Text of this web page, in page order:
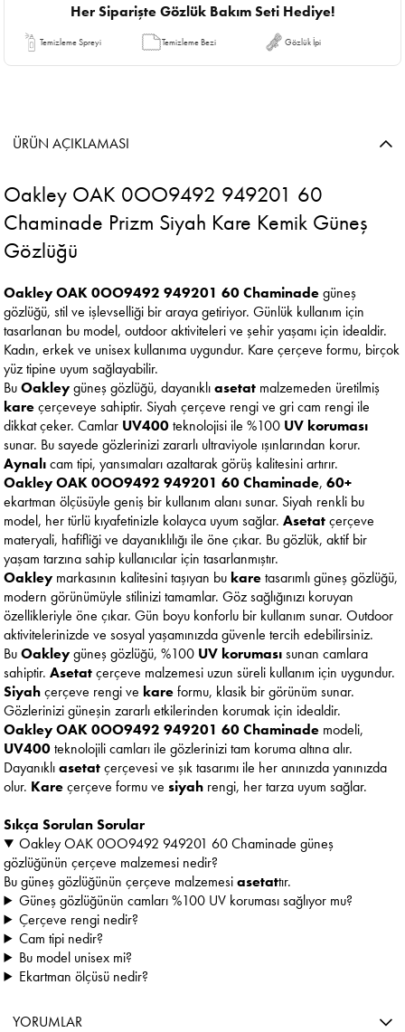
Her Siparişte Gözlük Bakım Seti Hediye!
Temizleme Spreyi Temizleme Bezi Gözlük İpi
ÜRÜN AÇIKLAMASI
Oakley OAK 0OO9492 949201 60
Chaminade Prizm Siyah Kare Kemik Güneş
Gözlüğü
Oakley OAK 0OO9492 949201 60 Chaminadegüneş
gözlüğü, stil ve işlevselliği bir araya getiriyor. Günlük kullanım için
tasarlanan bu model, outdoor aktiviteleri ve şehir yaşamı için idealdir.
Kadın, erkek ve unisex kullanıma uygundur. Kare çerçeve formu, birçok
yüz tipine uyum sağlayabilir.
BuOakleygüneş gözlüğü, dayanıklıasetat malzemeden üretilmiş
kareçerçeveye sahiptir. Siyah çerçeve rengi ve gri cam rengi ile
dikkat çeker. Camlar UV400teknolojisi ile %100 UV koruması
sunar. Bu sayede gözlerinizi zararlı ultraviyole ışınlarından korur.
Aynalıcam tipi, yansımaları azaltarak görüş kalitesini artırır.
Oakley OAK 0OO9492 949201 60 Chaminade,60+
ekartman ölçüsüyle geniş bir kullanım alanı sunar. Siyah renkli bu
model, her türlü kıyafetinizle kolayca uyum sağlar.Asetatçerçeve
materyali, hafifliği ve dayanıklılığı ile öne çıkar. Bu gözlük, aktif bir
yaşam tarzına sahip kullanıcılar için tasarlanmıştır.
Oakley markasının kalitesini taşıyan bu karetasarımlı güneş gözlüğü,
modern görünümüyle stilinizi tamamlar. Göz sağlığınızı koruyan
özellikleriyle öne çıkar. Gün boyu konforlu bir kullanım sunar. Outdoor
aktivitelerinizde ve sosyal yaşamınızda güvenle tercih edebilirsiniz.
BuOakleygüneş gözlüğü, %100 UV korumasısunan camlara
sahiptir.Asetatçerçeve malzemesi uzun süreli kullanım için uygundur.
Siyahçerçeve rengi ve kareformu, klasik bir görünüm sunar.
Gözlerinizi güneşin zararlı etkilerinden korumak için idealdir.
Oakley OAK 0OO9492 949201 60 Chaminade modeli,
UV400teknolojili camları ile gözlerinizi tam koruma altına alır.
Dayanıklıasetatçerçevesi ve şık tasarımı ile her anınızda yanınızda
olur. Kareçerçeve formu vesiyah rengi, her tarza uyum sağlar.
Sıkça Sorulan Sorular
Oakley OAK 0OO9492 949201 60 Chaminade güneş
gözlüğünün çerçeve malzemesi nedir?
Bu güneş gözlüğünün çerçeve malzemesiasetattır.
Güneş gözlüğünün camları %100 UV koruması sağlıyor mu?
Çerçeve rengi nedir?
Cam tipi nedir?
Bu model unisex mi?
Ekartman ölçüsü nedir?
YORUMLAR